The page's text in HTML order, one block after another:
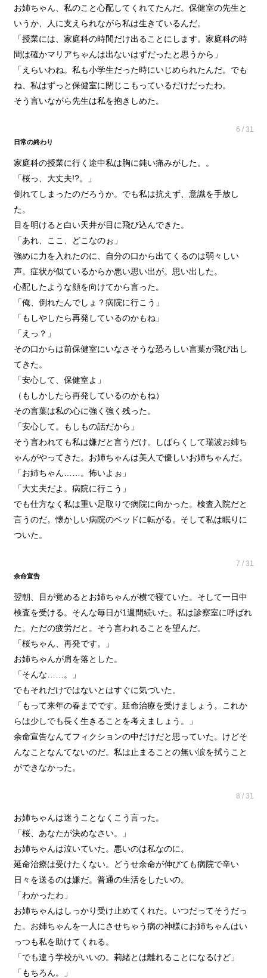
お姉ちゃん、私のこと心配してくれてたんだ。保健室の先生と
いうか、人に支えられながら私は生きているんだ。
「授業には、家庭科の時間だけ出ることにします。家庭科の時
間は確かマリアちゃんは出ないはずだったと思うから」
「えらいわね。私も小学生だった時にいじめられたんだ。でも
ね、私はずっと保健室に閉じこもっているだけだったわ。
そう言いながら先生は私を抱きしめた。
6 / 31
日常の終わり
家庭科の授業に行く途中私は胸に鈍い痛みがした。。
「桜っ、大丈夫!?。」
倒れてしまったのだろうか。でも私は抗えず、意識を手放し
た。
目を明けると白い天井が目に飛び込んできた。
「あれ、ここ、どこなのぉ」
強めに力を入れたのに、自分の口から出てくるのは弱々しい
声。症状が似ているからか悪い思い出が。思い出した。
心配したような顔を向けてから言った。
「俺、倒れたんでしょ？病院に行こう」
「もしやしたら再発しているのかもね」
「えっ？」
その口からは前保健室にいなさそうな恐ろしい言葉が飛び出し
てきた。
「安心して、保健室よ」
（もしかしたら再発しているのかもね）
その言葉は私の心に強く強く残った。
「安心して。もしもの話だから」
そう言われても私は嫌だと言うだけ。しばらくして瑞波お姉ち
ゃんがやってきた。お姉ちゃんは美人で優しいお姉ちゃんだ。
「お姉ちゃん……。怖いよぉ」
「大丈夫だよ。病院に行こう」
でも仕方なく私は重い足取りで病院に向かった。検査入院だと
言うのだ。懐かしい病院のベッドに転がる。そして私は眠りに
ついた。
7 / 31
余命宣告
翌朝、目が覚めるとお姉ちゃんが横で寝ていた。そして一日中
検査を受ける。そんな毎日が1週間続いた。私は診察室に呼ばれ
た。ただの疲労だと。そう言われることを望んだ。
「桜ちゃん、再発です。」
お姉ちゃんが肩を落とした。
「そんな……。」
でもそれだけではないとはすぐに気づいた。
「もって来年の春までです。延命治療を受けましょう。これか
らは少しでも長く生きることを考えましょう。」
余命宣告なんてフィクションの中だけだと思っていた。けどそ
んなことなんてないのだ。私は止まることの無い涙を拭うこと
ができなかった。
8 / 31
お姉ちゃんは迷うことなくこう言った。
「桜、あなたが決めなさい。」
お姉ちゃんは泣いていた。悪いのは私なのに。
延命治療は受けたくない。どうせ余命が伸びても病院で辛い
日々を送るのは嫌だ。普通の生活をしたいの。
「わかったわ」
お姉ちゃんはしっかり受け止めてくれた。いつだってそうだっ
た。お姉ちゃんを一人にさせちゃう病の神様にお姉ちゃんはい
っつも私を助けてくれる。
「でも違う学校がいいの。莉緒とは離れることになるけど」
「もちろん。」